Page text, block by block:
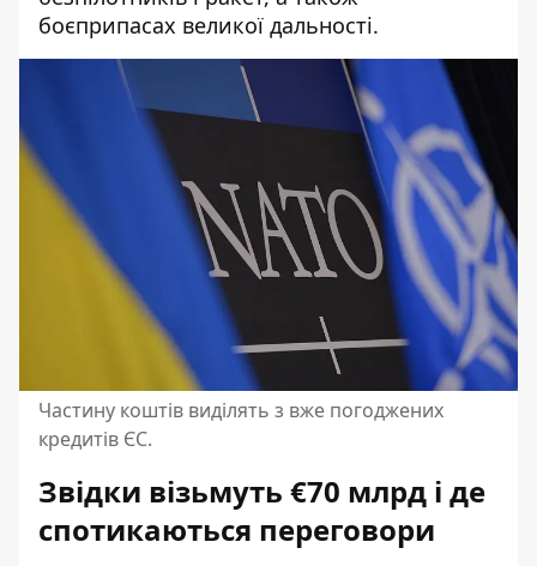
боєприпасах великої дальності.
Частину коштів виділять з вже погоджених
кредитів ЄС.
Звідки візьмуть €70 млрд і де
спотикаються переговори